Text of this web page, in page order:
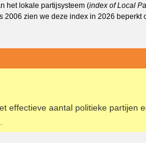
het lokale partijsysteem (index of Local
2006 zien we deze index in 2026 beperkt
effectieve aantal politieke partijen